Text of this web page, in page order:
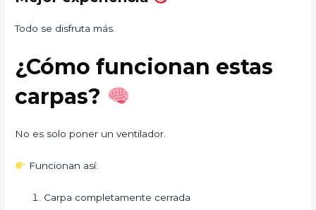
Todo se disfruta más.
¿Cómo funcionan estas
carpas?
No es solo poner un ventilador.
Funcionan así:
Carpa completamente cerrada